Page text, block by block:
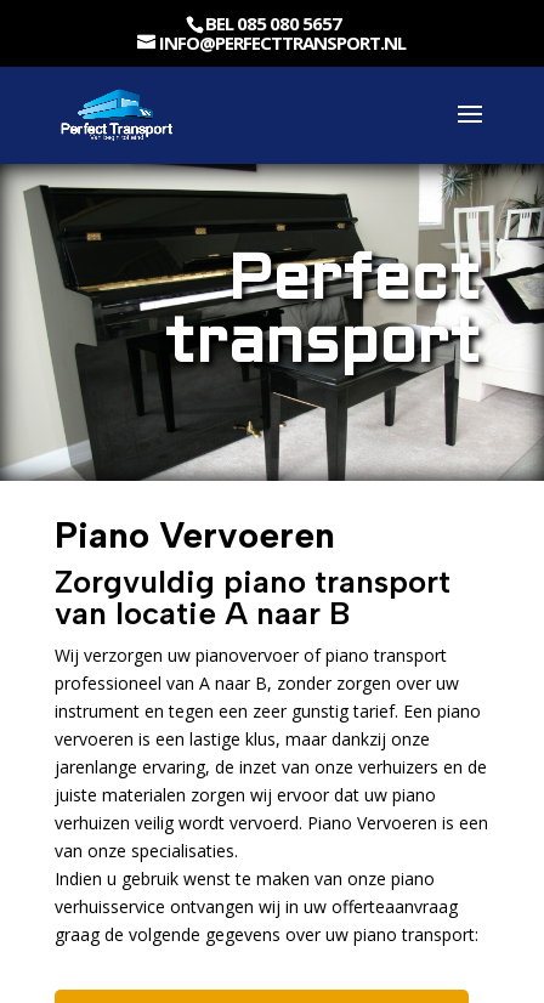
BEL 085 080 5657
INFO@PERFECTTRANSPORT.NL
Perfect
transport
Piano Vervoeren
Zorgvuldig piano transport
van locatie A naar B
Wij verzorgen uw pianovervoer of piano transport
professioneel van A naar B, zonder zorgen over uw
instrument en tegen een zeer gunstig tarief. Een piano
vervoeren is een lastige klus, maar dankzij onze
jarenlange ervaring, de inzet van onze verhuizers en de
juiste materialen zorgen wij ervoor dat uw piano
verhuizen veilig wordt vervoerd. Piano Vervoeren is een
van onze specialisaties.
Indien u gebruik wenst te maken van onze piano
verhuisservice ontvangen wij in uw offerteaanvraag
graag de volgende gegevens over uw piano transport: